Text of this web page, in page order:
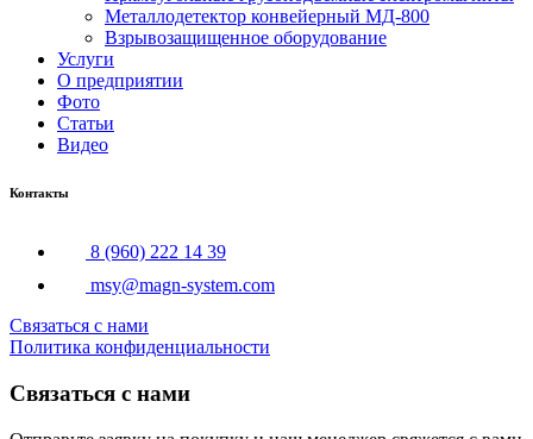
Металлодетектор конвейерный МД-800
Взрывозащищенное оборудование
Услуги
О предприятии
Фото
Статьи
Видео
Контакты
8 (960) 222 14 39
msy@magn-system.com
Связаться с нами
Политика конфиденциальности
Связаться с нами